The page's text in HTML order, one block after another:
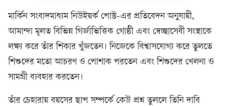
মার্কিন সংবাদমাধ্যম নিউইয়র্ক পোস্ট-এর প্রতিবেদন অনুযায়ী,
আমান্দা মূলত বিভিন্ন গির্জাভিত্তিক গোষ্ঠী এবং স্বেচ্ছাসেবী সংস্থাকে
লক্ষ্য করে তাঁর শিকার খুঁজতেন। নিজেকে বিশ্বাসযোগ্য করে তুলতে
শিশুদের মতো আচরণ ও পোশাক পরতেন এবং শিশুদের খেলনা ও
সামগ্রী ব্যবহার করতেন।
তাঁর চেহারায় বয়সের ছাপ সম্পর্কে কেউ প্রশ্ন তুললে তিনি দাবি